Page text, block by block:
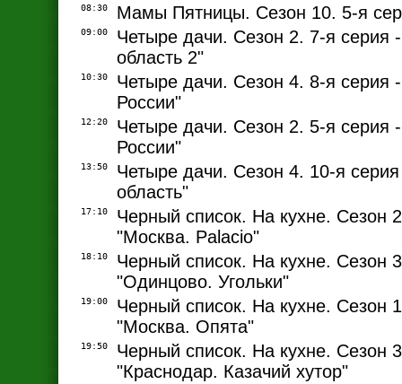
08:30 Мамы Пятницы. Сезон 10. 5-я
09:00
Четыре дачи. Сезон 2. 7-я серия
область 2"
10:30
Четыре дачи. Сезон 4. 8-я серия
России"
12:20
Четыре дачи. Сезон 2. 5-я серия
России"
13:50
Четыре дачи. Сезон 4. 10-я
область"
17:10
Черный список. На кухне. Сезон
"Москва. Palacio"
18:10
Черный список. На кухне. Сезон
"Одинцово. Угольки"
19:00
Черный список. На кухне. Сезон
"Москва. Опята"
19:50
Черный список. На кухне. Сезон
"Краснодар. Казачий хутор"